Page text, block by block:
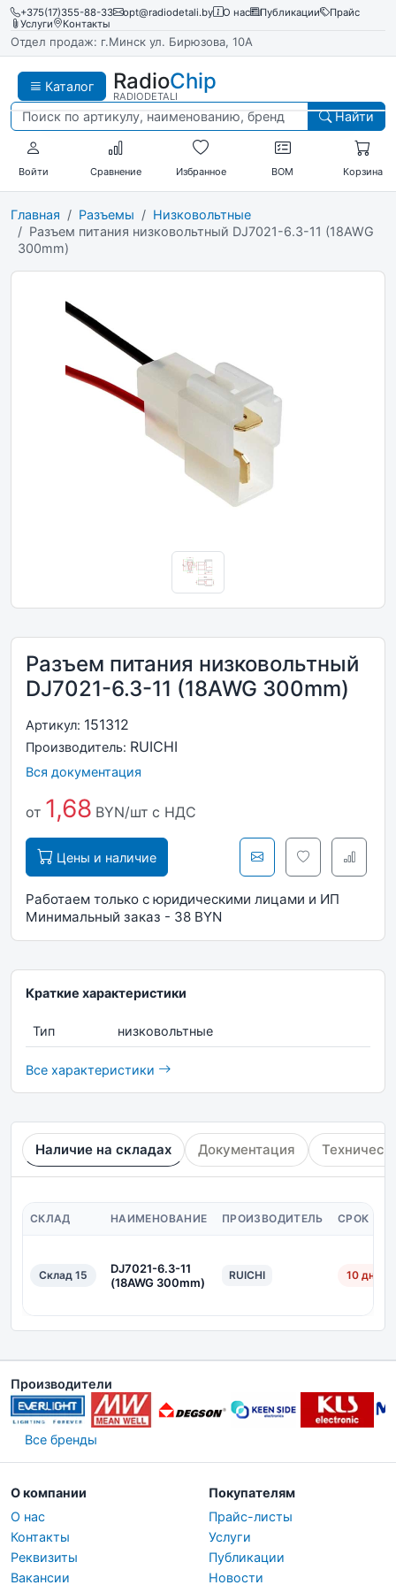
+375(17)355-88-33 opt@radiodetali.by О нас Публикации
Прайс
Услуги
Контакты
Отдел продаж: г.Минск ул. Бирюзова, 10А
Каталог RadioChip
RADIODETALI
Найти
Войти Сравнение Избранное BOM Корзина
Главная Разъемы
Низковольтные
Разъем питания низковольтный DJ7021-6.3-11 (18AWG
300mm)
Разъем питания низковольтный
DJ7021-6.3-11 (18AWG 300mm)
Артикул: 151312
Производитель: RUICHI
Вся документация
от 1,68 BYN/шт с НДС
Цены и наличие
Работаем только с юридическими лицами и ИП
Минимальный заказ - 38 BYN
Краткие характеристики
Тип низковольтные
Все характеристики
Наличие на складах Документация
СКЛАД НАИМЕНОВАНИЕ ПРОИЗВОДИТЕЛЬ СРОК
Склад 15
DJ7021-6.3-11
(18AWG 300mm)
RUICHI 10 дн.
Производители
Все бренды
О компании
О нас
Контакты
Реквизиты
Вакансии
Покупателям
Прайс-листы
Услуги
Публикации
Новости